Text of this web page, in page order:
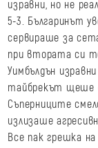
изравни, но не
5-3. Българинът
сервираше за
при втората си
Уимбълдън
тайбрекът щеше
Съперниците
излизаше
Все пак грешка